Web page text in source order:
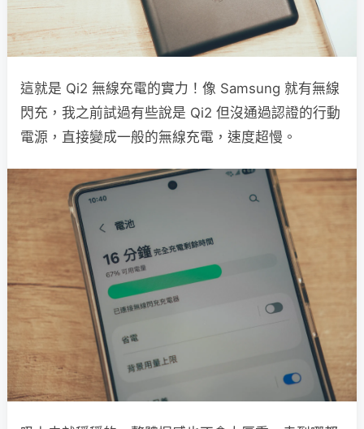
這就是 Qi2 無線充電的實力！像 Samsung 就有無線
閃充，我之前試過有些說是 Qi2 但沒通過認證的行動
電源，直接變成一般的無線充電，速度超慢。